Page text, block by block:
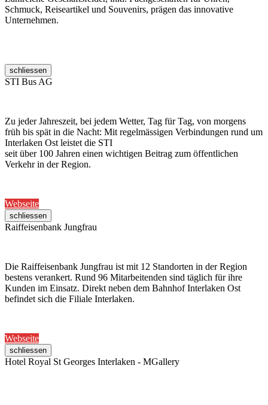
Schmuck, Reiseartikel und Souvenirs, prägen das innovative
Unternehmen.
schliessen
STI Bus AG
Zu jeder Jahreszeit, bei jedem Wetter, Tag für Tag, von morgens
früh bis spät in die Nacht: Mit regelmässigen Verbindungen rund um
Interlaken Ost leistet die STI
seit über 100 Jahren einen wichtigen Beitrag zum öffentlichen
Verkehr in der Region.
Webseite
schliessen
Raiffeisenbank Jungfrau
Die Raiffeisenbank Jungfrau ist mit 12 Standorten in der Region
bestens verankert. Rund 96 Mitarbeitenden sind täglich für ihre
Kunden im Einsatz. Direkt neben dem Bahnhof Interlaken Ost
befindet sich die Filiale Interlaken.
Webseite
schliessen
Hotel Royal St Georges Interlaken - MGallery